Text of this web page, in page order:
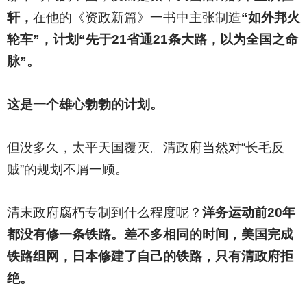
轩， 在他的《资政新篇》一书中主张制造“如外邦火
轮车”，计划“先于21省通21条大路，以为全国之命
脉”。
这是一个雄心勃勃的计划。
但没多久，太平天国覆灭。清政府当然对“长毛反
贼”的规划不屑一顾。
清末政府腐朽专制到什么程度呢？ 洋务运动前20年
都没有修一条铁路。差不多相同的时间，美国完成
铁路组网，日本修建了自己的铁路，只有清政府拒
绝。